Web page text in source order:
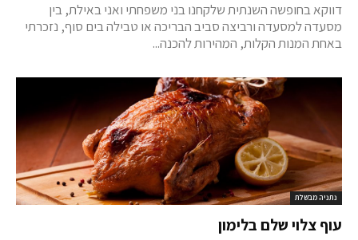
דווקא בחופשה השנתית שלקחנו בני משפחתי ואני באילת, בין
מסעדה למסעדה ורביצה סביב הבריכה או טבילה בים סוף, נזכרתי
באחת המנות הקלות, המהירות להכנה...
נתניה מבשלת
עוף צלוי שלם בלימון